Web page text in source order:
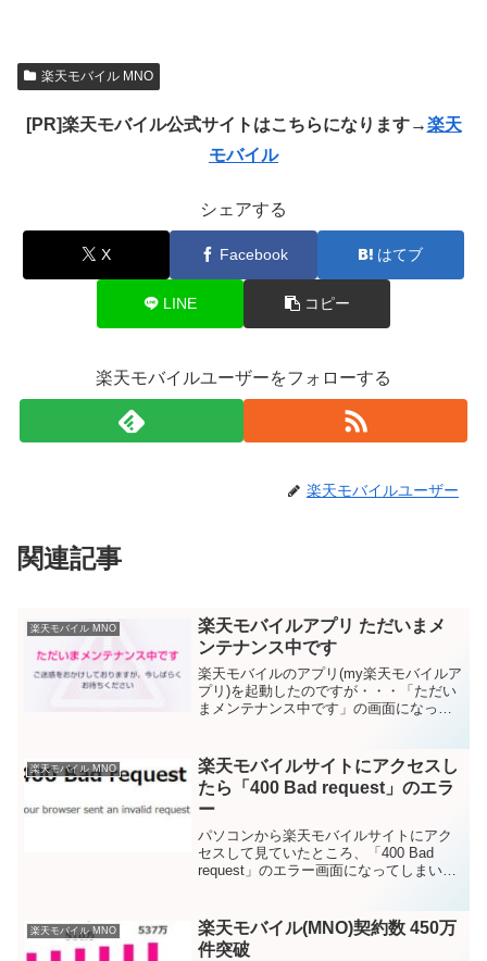
楽天モバイル MNO
[PR]楽天モバイル公式サイトはこちらになります→楽天
モバイル
シェアする
X Facebook はてブ
LINE コピー
楽天モバイルユーザーをフォローする
楽天モバイルユーザー
関連記事
楽天モバイル MNO
楽天モバイルアプリ ただいまメ
ンテナンス中です
楽天モバイルのアプリ(my楽天モバイルア
プリ)を起動したのですが・・・「ただい
まメンテナンス中です」の画面になって
も、スマホの再起動をやってみても変わ
りません。ブラウザ...
楽天モバイル MNO
楽天モバイルサイトにアクセスし
たら「400 Bad request」のエラ
ー
パソコンから楽天モバイルサイトにアク
セスして見ていたところ、「400 Bad
request」のエラー画面になってしまいま
す。しば...
楽天モバイル MNO
楽天モバイル(MNO)契約数 450万
件突破